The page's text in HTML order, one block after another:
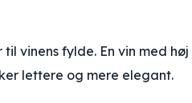
vinens fylde. En vin med
lettere og mere elegant.